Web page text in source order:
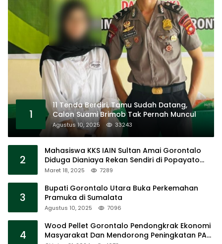
1
11 Tenda Berdiri, Tamu Sudah Datang,
Calon Suami Brimob Tak Pernah Muncul
Agustus 10, 2025 33243
2
Mahasiswa KKS IAIN Sultan Amai Gorontalo
Diduga Dianiaya Rekan Sendiri di Popayato
Barat
Maret 18, 2025 7289
3
Bupati Gorontalo Utara Buka Perkemahan
Pramuka di Sumalata
Agustus 10, 2025 7096
4
Wood Pellet Gorontalo Pendongkrak Ekonomi
Masyarakat Dan Mendorong Peningkatan PAD